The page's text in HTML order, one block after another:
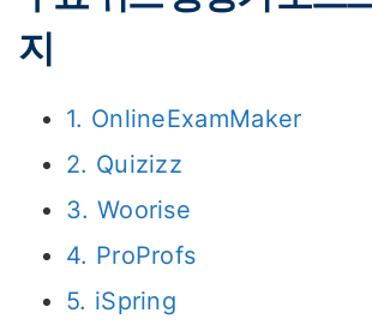
지
1. OnlineExamMaker
2. Quizizz
3. Woorise
4. ProProfs
5. iSpring